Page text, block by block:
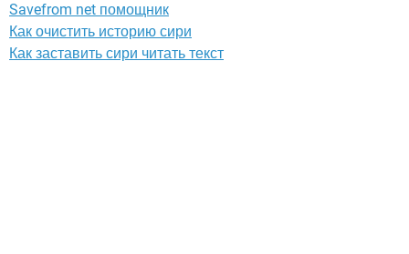
Savefrom net помощник
Как очистить историю сири
Как заставить сири читать текст